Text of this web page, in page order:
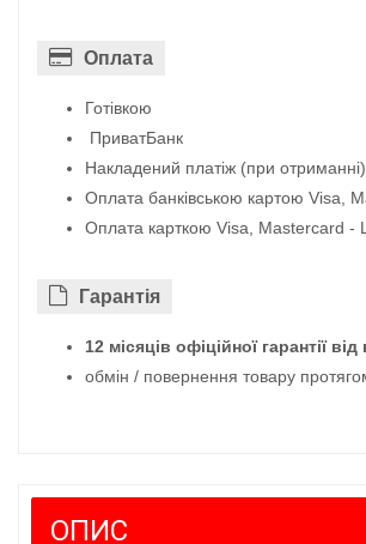
Оплата
Готівкою
ПриватБанк
Накладений платіж (при отриманні)
Оплата банківською картою Visa,
Оплата карткою Visa, Mastercard -
Гарантiя
12 місяців офіційної гарантії
обмін / повернення товару
ОПИС